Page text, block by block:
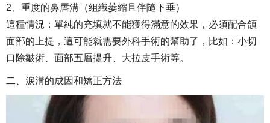
2、重度的鼻唇溝（組織萎縮且伴隨下垂）
這種情況：單純的充填就不能獲得滿意的效果，必須配合頜
面部的上提，這可能就需要外科手術的幫助了，比如：小切
口除皺術、面部五層提升、大拉皮手術等。
二、淚溝的成因和矯正方法